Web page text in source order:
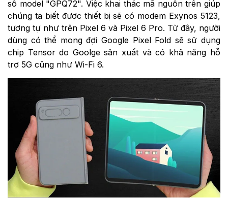
số model "GPQ72". Việc khai thác mã nguồn trên giúp
chúng ta biết được thiết bị sẽ có modem Exynos 5123,
tương tự như trên Pixel 6 và Pixel 6 Pro. Từ đây, người
dùng có thể mong đợi Google Pixel Fold sẽ sử dụng
chip Tensor do Goolge sản xuất và có khả năng hỗ
trợ 5G cũng như Wi-Fi 6.